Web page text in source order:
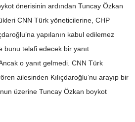
önerisinin ardından Tuncay Özkan
CNN Türk yöneticilerine, CHP
yapılanın kabul edilemez
bunu telafi edecek bir yanıt
o yanıt gelmedi. CNN Türk
ailesinden Kılıçdaroğlu’nu arayıp bir
üzerine Tuncay Özkan boykot